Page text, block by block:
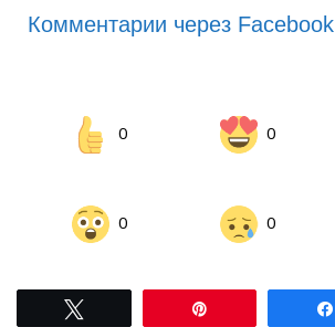
Комментарии через Facebook
0 0
0 0